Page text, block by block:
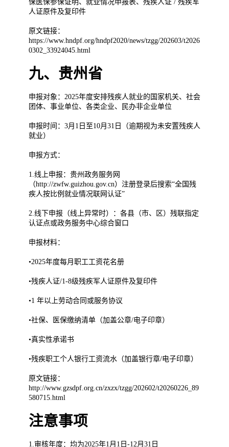
保医保参保证明、就业情况申报表、残疾人证 / 残疾军
人证原件及复印件
原文链接：
https://www.hndpf.org/hndpf2020/news/tzgg/202603/t2026
0302_33924045.html
九、贵州省
申报对象：2025年度安排残疾人就业的国家机关、社会
团体、事业单位、各类企业、民办非企业单位
申报时间：3月1日至10月31日（逾期视为未安置残疾人
就业）
申报方式：
1.线上申报：贵州政务服务网
（http://zwfw.guizhou.gov.cn）注册登录后搜索“全国残
疾人按比例就业情况联网认证”
2.线下申报（线上异常时）：各县（市、区）残联指定
认证点或政务服务中心综合窗口
申报材料：
•2025年度每月职工工资花名册
•残疾人证/1-8级残疾军人证原件及复印件
•1 年以上劳动合同或服务协议
•社保、医保缴纳清单（加盖公章/电子印章）
•真实性承诺书
•残疾职工个人银行工资流水（加盖银行章/电子印章）
原文链接：
http://www.gzsdpf.org.cn/zxzx/tzgg/202602/t20260226_89
580715.html
注意事项
1.审核年度：均为2025年1月1日-12月31日